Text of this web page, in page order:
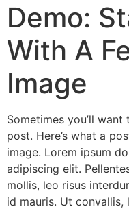
Demo:
With A
Image
Sometimes you’ll
post. Here’s what a
image. Lorem ipsum
adipiscing elit.
mollis, leo risus
id mauris. Ut